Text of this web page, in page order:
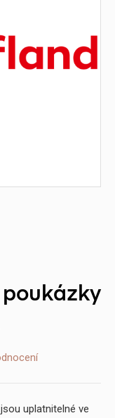
uplatnitelné ve